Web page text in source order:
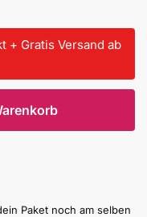
+ Gratis Versand ab
Paket noch am selben